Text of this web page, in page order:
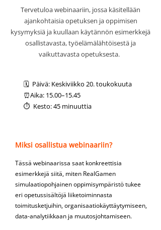
Tervetuloa webinaariin, jossa käsitellään
ajankohtaisia opetuksen ja oppimisen
kysymyksiä ja kuullaan käytännön esimerkkejä
osallistavasta, työelämälähtöisestä ja
vaikuttavasta opetuksesta.
🗓 Päivä: Keskiviikko 20. toukokuuta
⏰Aika: 15.00–15.45
⏱ Kesto: 45 minuuttia
Miksi osallistua webinaariin?
Tässä webinaarissa saat konkreettisia
esimerkkejä siitä, miten RealGamen
simulaatiopohjainen oppimisympäristö tukee
eri opetussisältöjä liiketoiminnasta
toimitusketjuihin, organisaatiokäyttäytymiseen,
data-analytiikkaan ja muutosjohtamiseen.